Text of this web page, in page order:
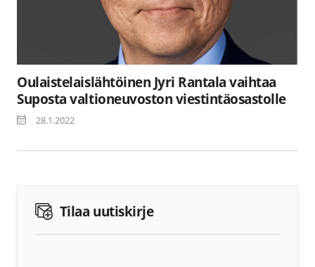
Oulaistelaislähtöinen Jyri Rantala vaihtaa
Suposta valtioneuvoston viestintäosastolle
28.1.2022
Tilaa uutiskirje